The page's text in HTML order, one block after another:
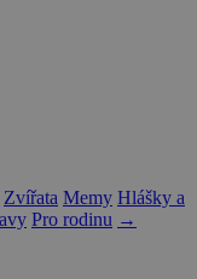
Zvířata Memy Hlášky a
Pro rodinu →